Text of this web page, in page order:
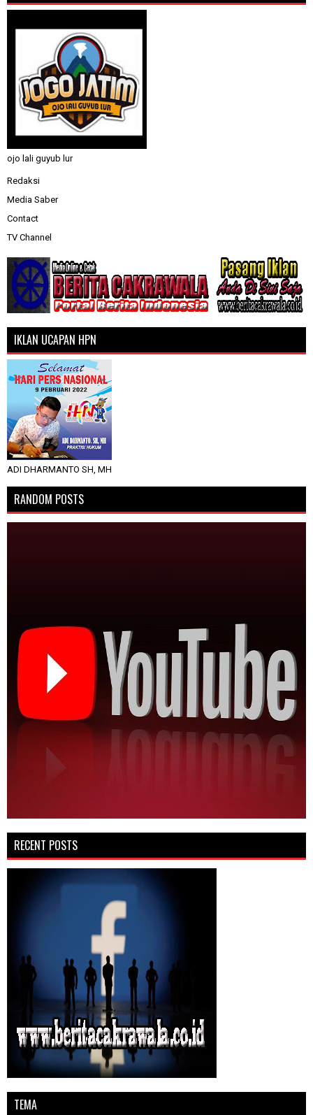
ojo lali guyub lur
Redaksi
Media Saber
Contact
TV Channel
IKLAN UCAPAN HPN
ADI DHARMANTO SH, MH
RANDOM POSTS
RECENT POSTS
TEMA